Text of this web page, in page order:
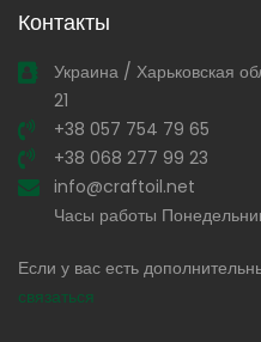
Контакты
Украина / Харьковская
21
+38 057 754 79 65
+38 068 277 99 23
info@craftoil.net
Часы работы
Если у вас есть
связаться